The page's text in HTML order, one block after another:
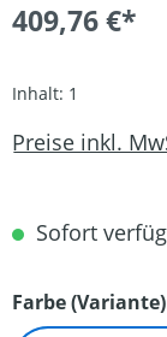
409,76 €*
Inhalt: 1
Preise inkl.
Sofort
Farbe (Variante)